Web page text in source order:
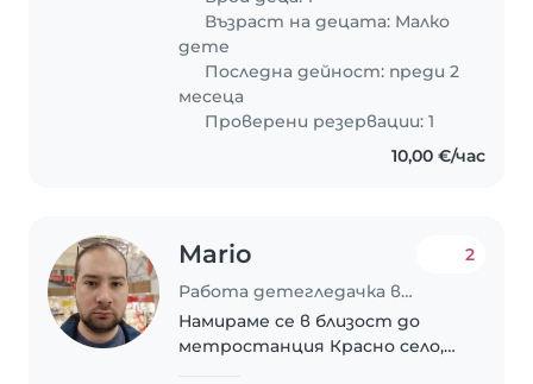
friendly and flexible people, we
love music (listening..
Възраст на децата: Малко
дете
Последна дейност: преди 2
месеца
Проверени резервации: 1
10,00 €/час
Mario
Работа детегледачка в София
2
Намираме се в близост до
метростанция Красно село,